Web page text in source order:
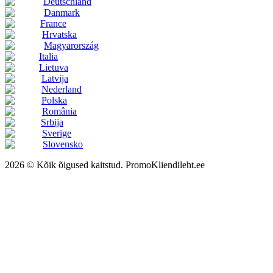
Danmark
France
Hrvatska
Magyarország
Italia
Lietuva
Latvija
Nederland
Polska
România
Srbija
Sverige
Slovensko
2026 © Kõik õigused kaitstud. PromoKliendileht.ee